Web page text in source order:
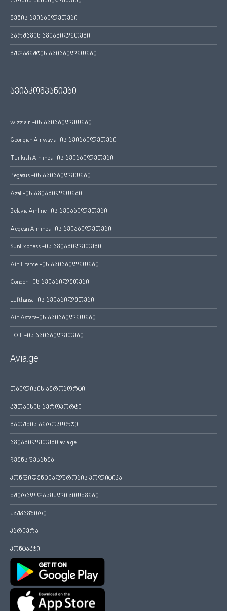
ვენის ავიაბილეთები
ვარშავის ავიაბილეთები
ბუდაპეშტის ავიაბილეთები
ავიაკომპანიები
wizz air -ის ავიაბილეთები
Georgian Airways -ის ავიაბილეთები
Turkish Airlines -ის ავიაბილეთები
Pegasus -ის ავიაბილეთები
Azal -ის ავიაბილეთები
Belavia Airline -ის ავიაბილეთები
Aegean Airlines -ის ავიაბილეთები
SunExpress -ის ავიაბილეთები
Air France -ის ავიაბილეთები
Condor -ის ავიაბილეთები
Lufthansa -ის ავიაბილეთები
Air Astana-ის ავიაბილეთები
LOT -ის ავიაბილეთები
Avia.ge
თბილისის აეროპორტი
ქუთაისის აეროპორტი
ბათუმის აეროპორტი
ავიაბილეთები avia.ge
ჩვენს შესახებ
კონფიდენციალურობის პოლიტიკა
ხშირად დასმული კითხვები
უკუკავშირი
კარიერა
კონტაქტი